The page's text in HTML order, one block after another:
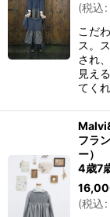
(税込:
こだ
ス。
され
見え
てく
フラ
ー）
4歳7
(税込: